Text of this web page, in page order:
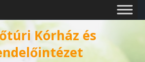
Kórház és